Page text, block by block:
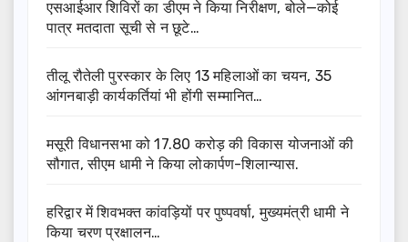
एसआईआर शिविरों का डीएम ने किया निरीक्षण, बोले—कोई
पात्र मतदाता सूची से न छूटे…
तीलू रौतेली पुरस्कार के लिए 13 महिलाओं का चयन, 35
आंगनबाड़ी कार्यकर्तियां भी होंगी सम्मानित…
मसूरी विधानसभा को 17.80 करोड़ की विकास योजनाओं की
सौगात, सीएम धामी ने किया लोकार्पण-शिलान्यास.
हरिद्वार में शिवभक्त कांवड़ियों पर पुष्पवर्षा, मुख्यमंत्री धामी ने
किया चरण प्रक्षालन…